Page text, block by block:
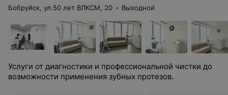
Бобруйск, ул.50 лет ВЛКСМ, 20 Выходной
Услуги от диагностики и профессиональной чистки до
возможности применения зубных протезов.